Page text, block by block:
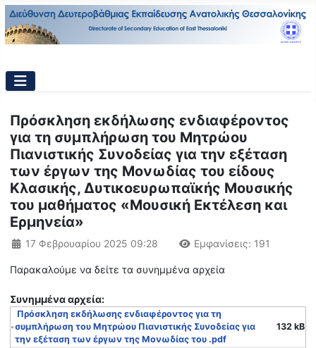
Πρόσκληση εκδήλωσης ενδιαφέροντος
για τη συμπλήρωση του Μητρώου
Πιανιστικής Συνοδείας για την εξέταση
των έργων της Μονωδίας του είδους
Κλασικής, Δυτικοευρωπαϊκής Μουσικής
του μαθήματος «Μουσική Εκτέλεση και
Ερμηνεία»
Λεπτομέρειες
17 Φεβρουαρίου 2025 09:28 Εμφανίσεις: 191
Παρακαλούμε να δείτε τα συνημμένα αρχεία
Συνημμένα αρχεία:
Πρόσκληση εκδήλωσης ενδιαφέροντος για τη
συμπλήρωση του Μητρώου Πιανιστικής Συνοδείας για
την εξέταση των έργων της Μονωδίας του .pdf
132 kB